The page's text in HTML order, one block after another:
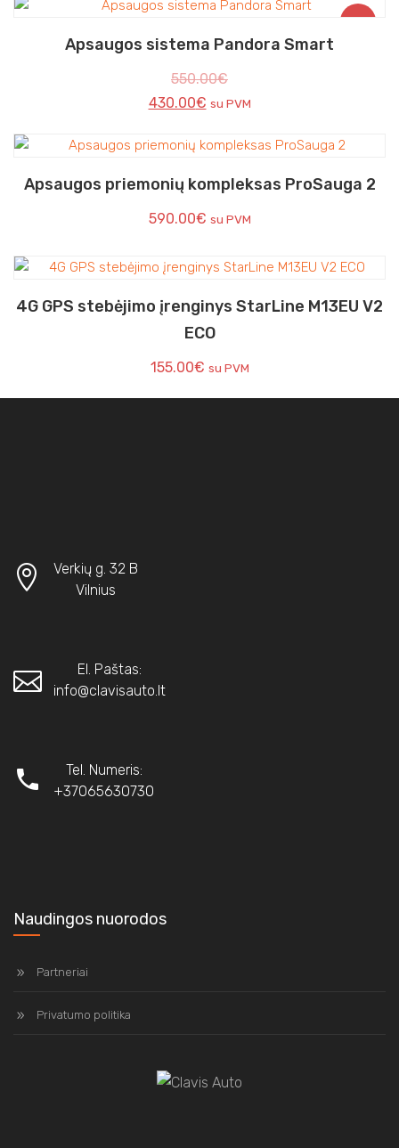
Akcija!
Apsaugos sistema Pandora Smart
550.00€
430.00€ su PVM
Apsaugos priemonių kompleksas ProSauga 2
590.00€ su PVM
4G GPS stebėjimo įrenginys StarLine M13EU V2
ECO
155.00€ su PVM
Verkių g. 32 B
Vilnius
El. Paštas:
info@clavisauto.lt
Tel. Numeris:
+37065630730
Naudingos nuorodos
Partneriai
Privatumo politika